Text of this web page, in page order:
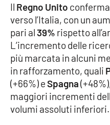
Il Regno Unito
verso l’Italia, con un
pari al39% rispetto
L’incremento delle
più marcata in alcuni
in rafforzamento, quali
(+66%) eSpagna
maggiori incrementi
volumi assoluti inferiori.